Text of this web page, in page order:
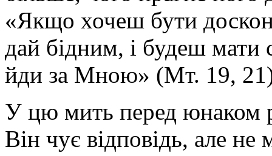
«Якщо хочеш бути
дай бідним, і будеш мати
йди за Мною» (Мт. 19,
У цю мить перед юнаком
Він чує відповідь, але